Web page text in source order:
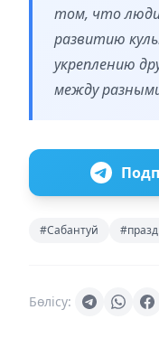
том, что
развитию
укреплению
между
#Сабантуй
Бөлісу: